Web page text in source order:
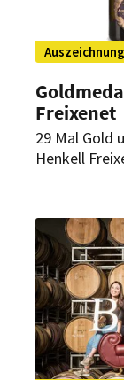
Auszeichnung
Freixenet
29 Mal Gold
Henkell
Berliner